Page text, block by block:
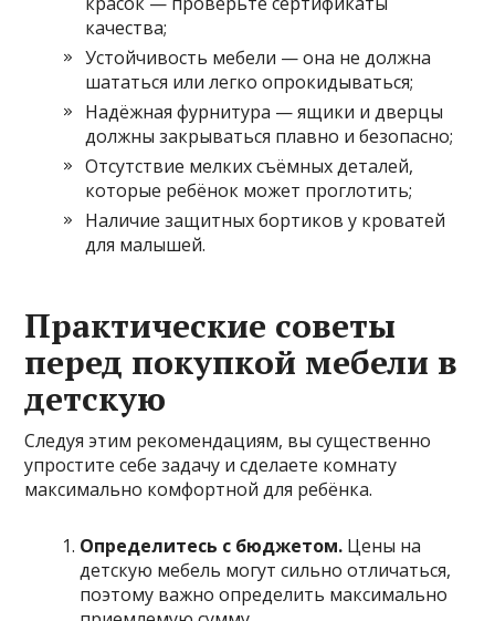
качества;
Устойчивость мебели — она не должна
шататься или легко опрокидываться;
Надёжная фурнитура — ящики и дверцы
должны закрываться плавно и безопасно;
Отсутствие мелких съёмных деталей,
которые ребёнок может проглотить;
Наличие защитных бортиков у кроватей
для малышей.
Практические советы
перед покупкой мебели в
детскую
Следуя этим рекомендациям, вы существенно
упростите себе задачу и сделаете комнату
максимально комфортной для ребёнка.
Определитесь с бюджетом. Цены на
детскую мебель могут сильно отличаться,
поэтому важно определить максимально